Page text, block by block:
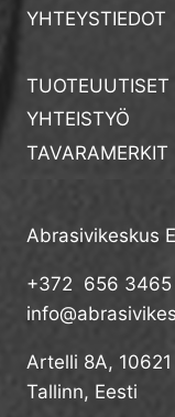
YHTEYSTIEDOT
TUOTEUUTISET
YHTEISTYÖ
TAVARAMERKIT
Abrasivikeskus
+372 656 3465
Artelli 8A, 10621
Tallinn, Eesti